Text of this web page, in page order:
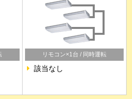
リモコン×1台 / 同時運転
該当なし